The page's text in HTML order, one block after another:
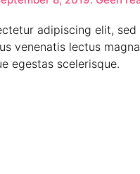
adipiscing elit,
venenatis lectus
egestas scelerisque.